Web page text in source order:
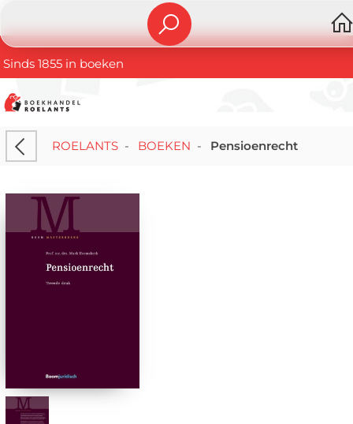
Sinds 1855 in boeken
ROELANTS- BOEKEN - Pensioenrecht